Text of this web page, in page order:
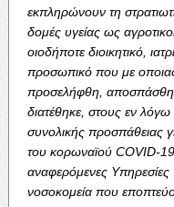
εκπληρώνουν τη
δομές υγείας ως
οιοδήποτε διοικητικό,
προσωπικό που με
προσελήφθη,
διατέθηκε, στους εν λόγω
συνολικής προσπάθειας
του κορωναϊού COVID-19.
αναφερόμενες Υπηρεσίες
νοσοκομεία που